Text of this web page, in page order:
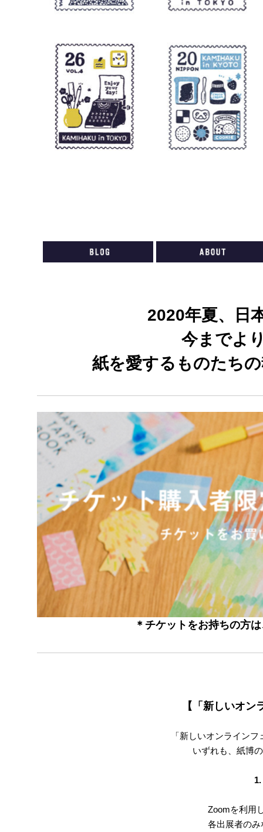
2020年夏、日
今までよ
紙を愛するものたち
＊チケットをお持ちの方
【「新しいオ
「新しいオンライン
いずれも、紙博
Zoomを利用
各出展者の